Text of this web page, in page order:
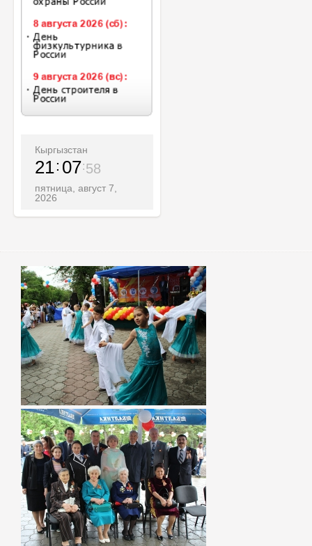
Кыргызстан
21 08 00
пятница, август 7,
2026